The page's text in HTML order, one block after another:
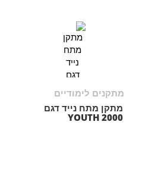
מתקנים לימודיים
מתקן מתח נייד דגם
YOUTH 2000